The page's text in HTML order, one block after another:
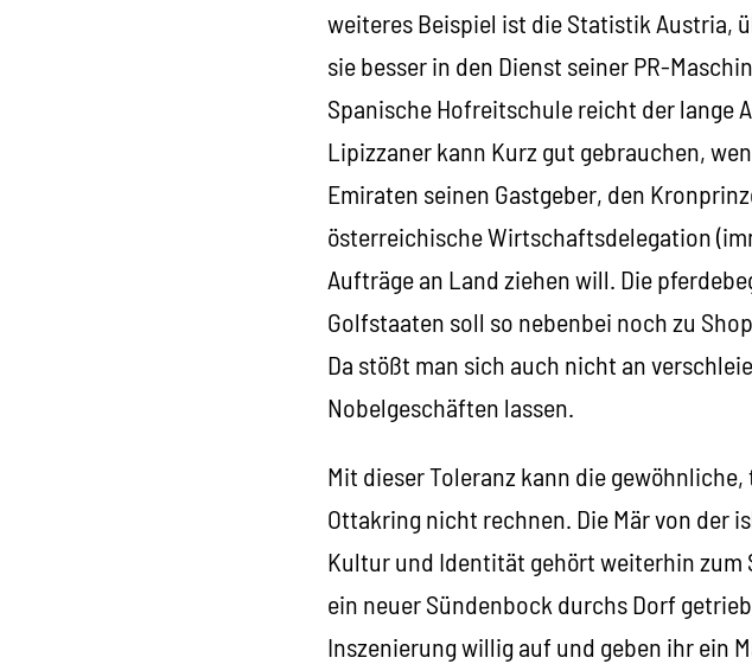
weiteres Beispiel ist die Statistik Austria,
sie besser in den Dienst seiner PR-
Spanische Hofreitschule reicht der lange
Lipizzaner kann Kurz gut gebrauchen,
Emiraten seinen Gastgeber, den
österreichische Wirtschaftsdelegation
Aufträge an Land ziehen will. Die
Golfstaaten soll so nebenbei noch zu
Da stößt man sich auch nicht an
Nobelgeschäften lassen.
Mit dieser Toleranz kann die
Ottakring nicht rechnen. Die Mär von der
Kultur und Identität gehört weiterhin zum
ein neuer Sündenbock durchs Dorf
Inszenierung willig auf und geben ihr ein